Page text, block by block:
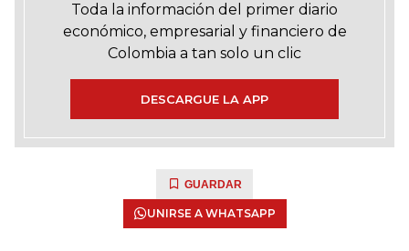
Toda la información del primer diario
económico, empresarial y financiero de
Colombia a tan solo un clic
DESCARGUE LA APP
GUARDAR
UNIRSE A WHATSAPP